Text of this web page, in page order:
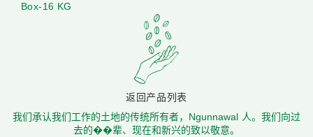
Box-16 KG
返回产品列表
我们承认我们工作的土地的传统所有者，Ngunnawal 人。我们向过
去的��辈、现在和新兴的致以敬意。